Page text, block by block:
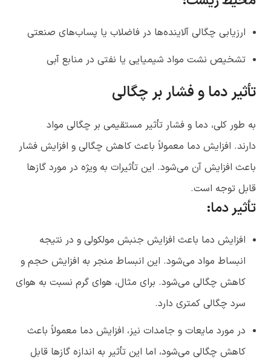
ارزیابی چگالی آلاینده‌ها در فاضلاب یا پساب‌های صنعتی
تشخیص نشت مواد شیمیایی یا نفتی در منابع آبی
تأثیر دما و فشار بر چگالی
به طور کلی، دما و فشار تأثیر مستقیمی بر چگالی مواد
دارند. افزایش دما معمولاً باعث کاهش چگالی و افزایش فشار
باعث افزایش آن می‌شود. این تأثیرات به ویژه در مورد گازها
قابل توجه است.
تأثیر دما:
افزایش دما باعث افزایش جنبش مولکولی و در نتیجه
انبساط مواد می‌شود. این انبساط منجر به افزایش حجم و
کاهش چگالی می‌شود. برای مثال، هوای گرم نسبت به هوای
سرد چگالی کمتری دارد.
در مورد مایعات و جامدات نیز، افزایش دما معمولاً باعث
کاهش چگالی می‌شود، اما این تأثیر به اندازه گازها قابل